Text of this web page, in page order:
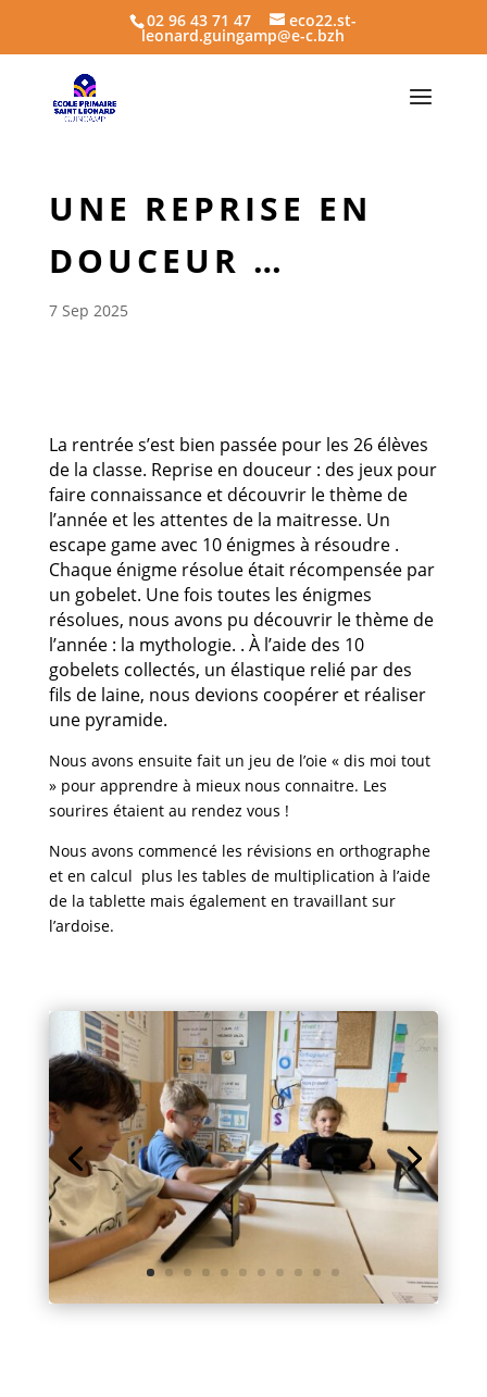
02 96 43 71 47 eco22.st-
leonard.guingamp@e-c.bzh
UNE REPRISE EN
DOUCEUR …
7 Sep 2025
La rentrée s’est bien passée pour les 26 élèves
de la classe. Reprise en douceur : des jeux pour
faire connaissance et découvrir le thème de
l’année et les attentes de la maitresse. Un
escape game avec 10 énigmes à résoudre .
Chaque énigme résolue était récompensée par
un gobelet. Une fois toutes les énigmes
résolues, nous avons pu découvrir le thème de
l’année : la mythologie. . À l’aide des 10
gobelets collectés, un élastique relié par des
fils de laine, nous devions coopérer et réaliser
une pyramide.
Nous avons ensuite fait un jeu de l’oie « dis moi tout
» pour apprendre à mieux nous connaitre. Les
sourires étaient au rendez vous !
Nous avons commencé les révisions en orthographe
et en calcul plus les tables de multiplication à l’aide
de la tablette mais également en travaillant sur
l’ardoise.